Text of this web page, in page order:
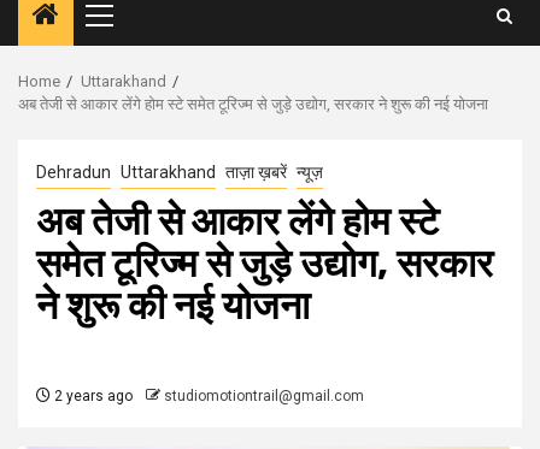
Primary
Menu
Home
Uttarakhand
अब तेजी से आकार लेंगे होम स्टे समेत टूरिज्म से जुड़े उद्योग, सरकार ने शुरू की नई योजना
Dehradun Uttarakhand ताज़ा ख़बरें न्यूज़
अब तेजी से आकार लेंगे होम स्टे
समेत टूरिज्म से जुड़े उद्योग, सरकार
ने शुरू की नई योजना
2 years ago studiomotiontrail@gmail.com